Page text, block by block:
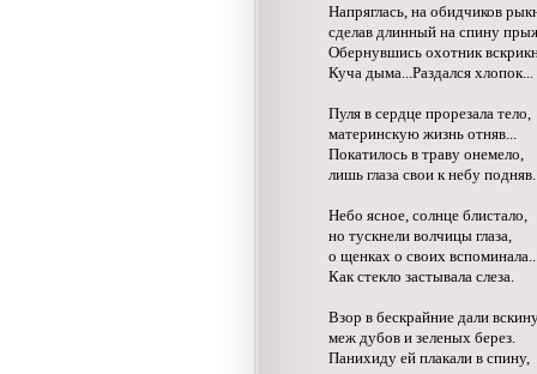
Напряглась, на обидчиков
сделав длинный на спину
Обернувшись охотник
Куча дыма...Раздался хлопок...
Пуля в сердце прорезала тело,
материнскую жизнь отняв...
Покатилось в траву онемело,
лишь глаза свои к небу подняв.
Небо ясное, солнце блистало,
но тускнели волчицы глаза,
о щенках о своих
Как стекло застывала слеза.
Взор в бескрайние дали
меж дубов и зеленых берез.
Панихиду ей плакали в спину,